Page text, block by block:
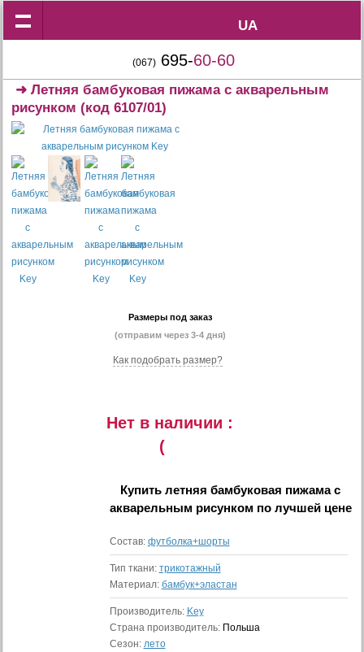
UA
UA
(067) 695-60-60
➜Летняя бамбуковая пижама с акварельным
рисунком (код 6107/01)
Размеры под заказ
(отправим через 3-4 дня)
Как подобрать размер?
Нет в наличии :
(
Купитьлетняя бамбуковая пижама с
акварельным рисунком по лучшей цене
Состав: футболка+шорты
Тип ткани: трикотажный
Материал: бамбук+эластан
Производитель: Key
Страна производитель: Польша
Сезон: лето